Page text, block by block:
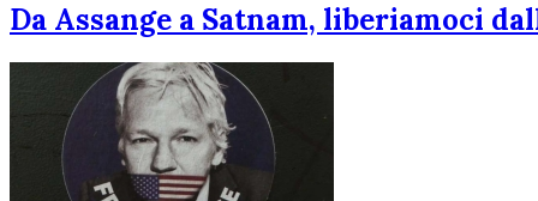
Da Assange a Satnam, liberiamoci